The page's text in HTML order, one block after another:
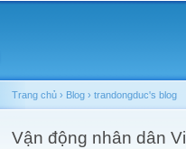
You are here
Trang chủ › Blog › trandongduc's blog
Vận động nhân dân